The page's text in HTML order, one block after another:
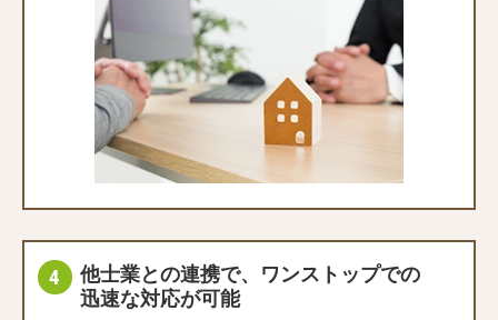
他士業との連携で、ワンストップでの
迅速な対応が可能